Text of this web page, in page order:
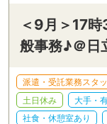
＜9月＞17
般事務♪＠日
派遣・受託業務スタ
土日休み
大手・
社食・休憩室あり